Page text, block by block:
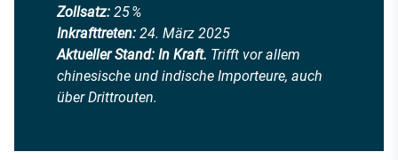
Zollsatz: 25 %
Inkrafttreten: 24. März 2025
Aktueller Stand: In Kraft. Trifft vor allem
chinesische und indische Importeure, auch
über Drittrouten.